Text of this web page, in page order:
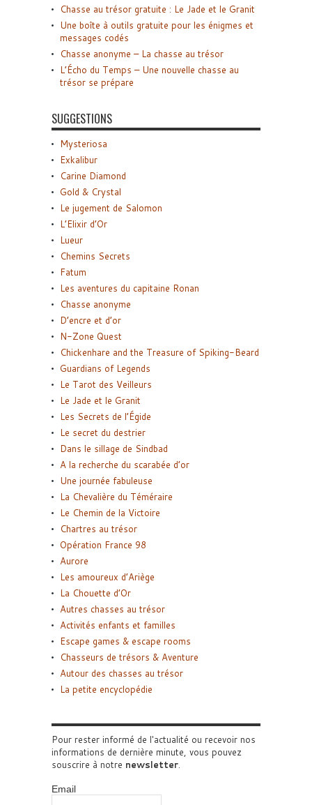
Chasse au trésor gratuite : Le Jade et le Granit
Une boîte à outils gratuite pour les énigmes et
messages codés
Chasse anonyme – La chasse au trésor
L’Écho du Temps – Une nouvelle chasse au
trésor se prépare
SUGGESTIONS
Mysteriosa
Exkalibur
Carine Diamond
Gold & Crystal
Le jugement de Salomon
L’Elixir d’Or
Lueur
Chemins Secrets
Fatum
Les aventures du capitaine Ronan
Chasse anonyme
D’encre et d’or
N-Zone Quest
Chickenhare and the Treasure of Spiking-Beard
Guardians of Legends
Le Tarot des Veilleurs
Le Jade et le Granit
Les Secrets de l’Égide
Le secret du destrier
Dans le sillage de Sindbad
A la recherche du scarabée d’or
Une journée fabuleuse
La Chevalière du Téméraire
Le Chemin de la Victoire
Chartres au trésor
Opération France 98
Aurore
Les amoureux d’Ariège
La Chouette d’Or
Autres chasses au trésor
Activités enfants et familles
Escape games & escape rooms
Chasseurs de trésors & Aventure
Autour des chasses au trésor
La petite encyclopédie
Pour rester informé de l'actualité ou recevoir nos
informations de dernière minute, vous pouvez
souscrire à notre newsletter.
Email